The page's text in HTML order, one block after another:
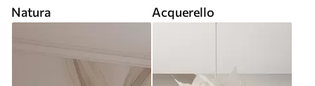
Natura Acquerello